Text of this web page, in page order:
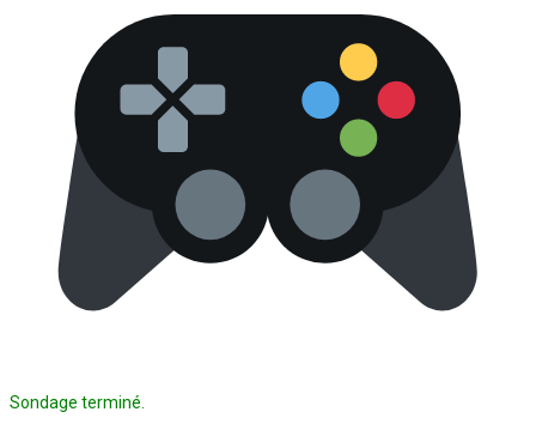
Sondage terminé.